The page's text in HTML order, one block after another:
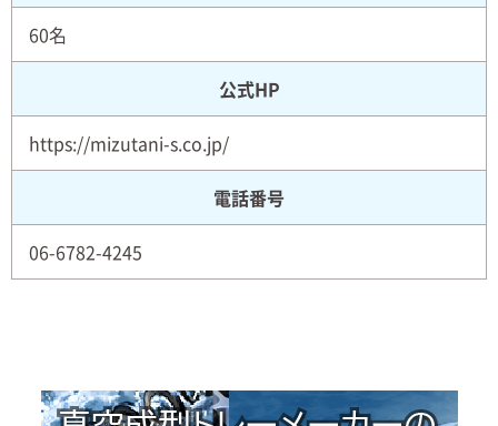
60名
公式HP
https://mizutani-s.co.jp/
電話番号
06-6782-4245